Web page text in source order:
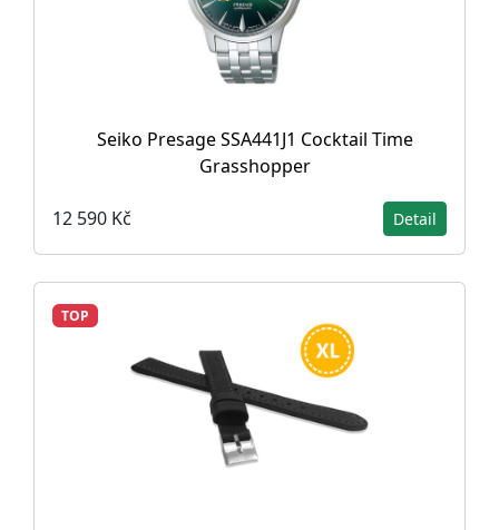
Seiko Presage SSA441J1 Cocktail Time
Grasshopper
12 590 Kč Detail
TOP